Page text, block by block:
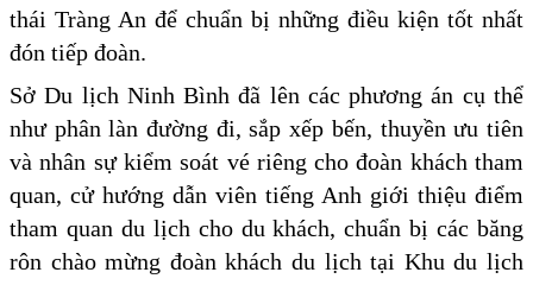
thái Tràng An để chuẩn bị những điều kiện tốt nhất
đón tiếp đoàn.
Sở Du lịch Ninh Bình đã lên các phương án cụ thể
như phân làn đường đi, sắp xếp bến, thuyền ưu tiên
và nhân sự kiểm soát vé riêng cho đoàn khách tham
quan, cử hướng dẫn viên tiếng Anh giới thiệu điểm
tham quan du lịch cho du khách, chuẩn bị các băng
rôn chào mừng đoàn khách du lịch tại Khu du lịch